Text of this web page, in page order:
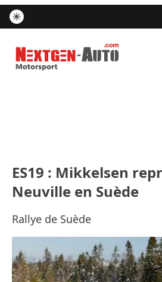
Nextgen-Auto.com
ES19 : Mikkelsen
Neuville en Suède
Rallye de Suède